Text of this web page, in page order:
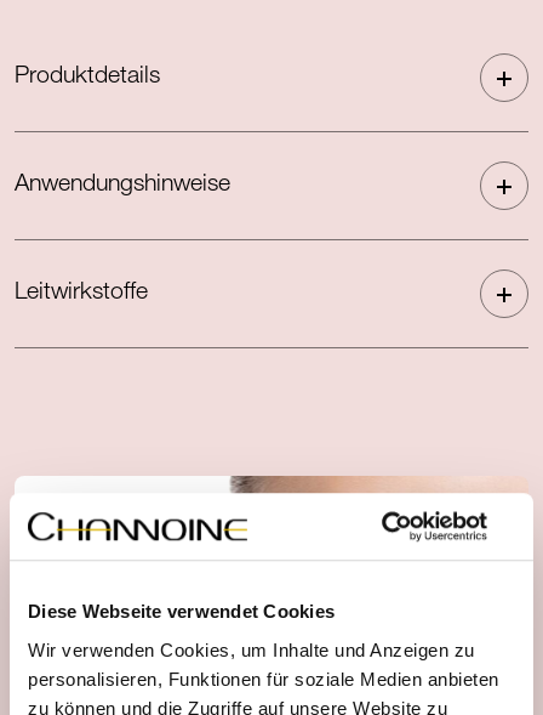
Diese Webseite verwendet Cookies
Wir verwenden Cookies, um Inhalte und Anzeigen zu
personalisieren, Funktionen für soziale Medien anbieten
zu können und die Zugriffe auf unsere Website zu
Produktdetails
Anwendungshinweise
Leitwirkstoffe